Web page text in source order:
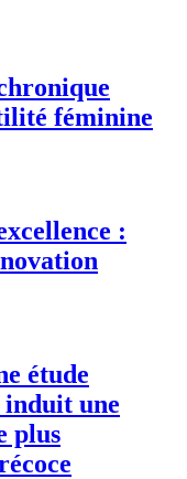
féminine
:
étude
induit une
plus